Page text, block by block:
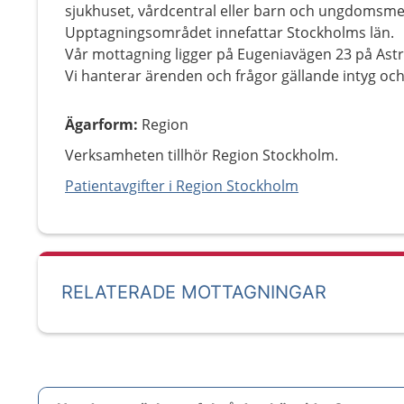
sjukhuset, vårdcentral eller barn och
Upptagningsområdet innefattar Stockholms län.
Vår mottagning ligger på Eugeniavägen 23 på
Vi hanterar ärenden och frågor gällande intyg
Ägarform: Region
Verksamheten tillhör Region Stockholm.
Patientavgifter i Region Stockholm
RELATERADE MOTTAGNINGAR